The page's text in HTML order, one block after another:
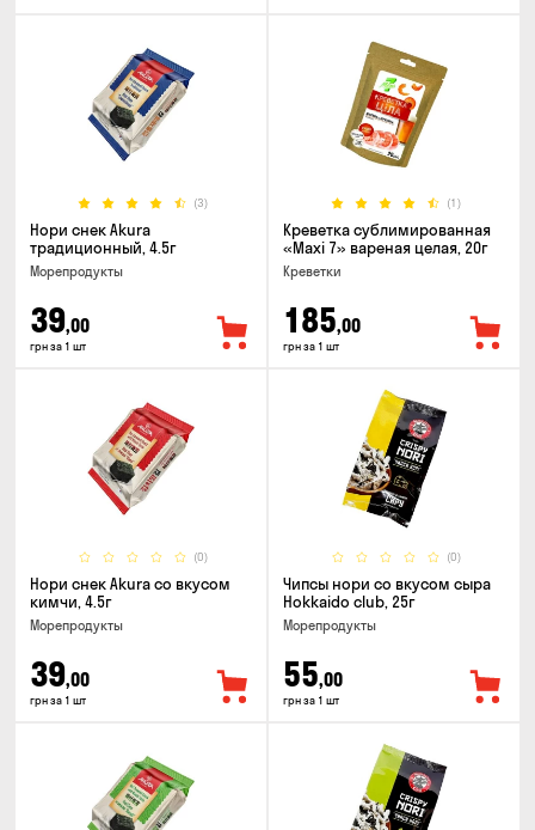
(3)
Нори снек Akura
традиционный, 4.5г
Морепродукты
39,00
грн за 1 шт
(1)
Креветка сублимированная
«Maxi 7» вареная целая, 20г
Креветки
185,00
грн за 1 шт
(0)
Нори снек Akura со вкусом
кимчи, 4.5г
Морепродукты
39,00
грн за 1 шт
(0)
Чипсы нори со вкусом сыра
Hokkaido club, 25г
Морепродукты
55,00
грн за 1 шт